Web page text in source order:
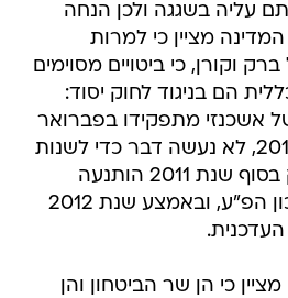
עליה בשגגה ולכן הנחה
מציין כי למרות
וקורן, כי ביטויים מסוימים
הם בניגוד לחוק יסוד:
אשכנזי מתפקידו בפברואר
2011 ועד לסוף שנת 2011, לא נעשה דבר כדי לשנות
את הפ"ע, ובפועל, רק בסוף שנת 2011 הותנעה
מחדש הפעילות לעדכון הפ"ע, ובאמצע שנת 2012
כי הן שר הביטחון והן